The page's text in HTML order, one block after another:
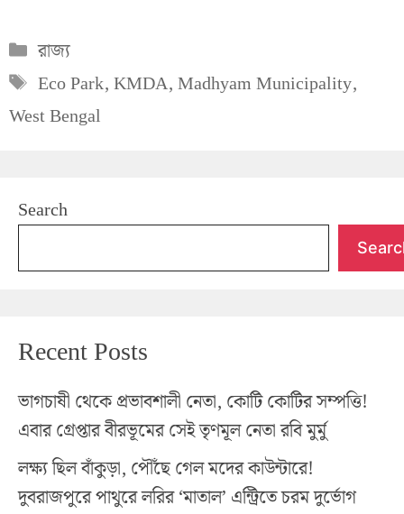
Categories
রাজ্য
Tags
Eco Park,KMDA,Madhyam Municipality,
West Bengal
Search
Recent Posts
ভাগচাষী থেকে প্রভাবশালী নেতা, কোটি কোটির সম্পত্তি!
এবার গ্রেপ্তার বীরভূমের সেই তৃণমূল নেতা রবি মুর্মু
লক্ষ্য ছিল বাঁকুড়া, পৌঁছে গেল মদের কাউন্টারে!
দুবরাজপুরে পাথুরে লরির ‘মাতাল’ এন্ট্রিতে চরম দুর্ভোগ